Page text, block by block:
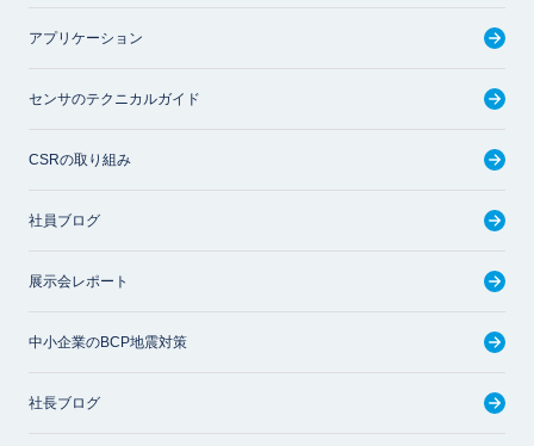
アプリケーション
センサのテクニカルガイド
CSRの取り組み
社員ブログ
展示会レポート
中小企業のBCP地震対策
社長ブログ